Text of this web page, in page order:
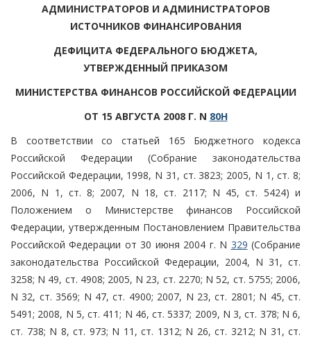
АДМИНИСТРАТОРОВ И АДМИНИСТРАТОРОВ
ИСТОЧНИКОВ ФИНАНСИРОВАНИЯ
ДЕФИЦИТА ФЕДЕРАЛЬНОГО БЮДЖЕТА,
УТВЕРЖДЕННЫЙ ПРИКАЗОМ
МИНИСТЕРСТВА ФИНАНСОВ РОССИЙСКОЙ ФЕДЕРАЦИИ
ОТ 15 АВГУСТА 2008 Г. N 80Н
В соответствии со статьей 165 Бюджетного кодекса
Российской Федерации (Собрание законодательства
Российской Федерации, 1998, N 31, ст. 3823; 2005, N 1, ст. 8;
2006, N 1, ст. 8; 2007, N 18, ст. 2117; N 45, ст. 5424) и
Положением о Министерстве финансов Российской
Федерации, утвержденным Постановлением Правительства
Российской Федерации от 30 июня 2004 г. N 329 (Собрание
законодательства Российской Федерации, 2004, N 31, ст.
3258; N 49, ст. 4908; 2005, N 23, ст. 2270; N 52, ст. 5755; 2006,
N 32, ст. 3569; N 47, ст. 4900; 2007, N 23, ст. 2801; N 45, ст.
5491; 2008, N 5, ст. 411; N 46, ст. 5337; 2009, N 3, ст. 378; N 6,
ст. 738; N 8, ст. 973; N 11, ст. 1312; N 26, ст. 3212; N 31, ст.